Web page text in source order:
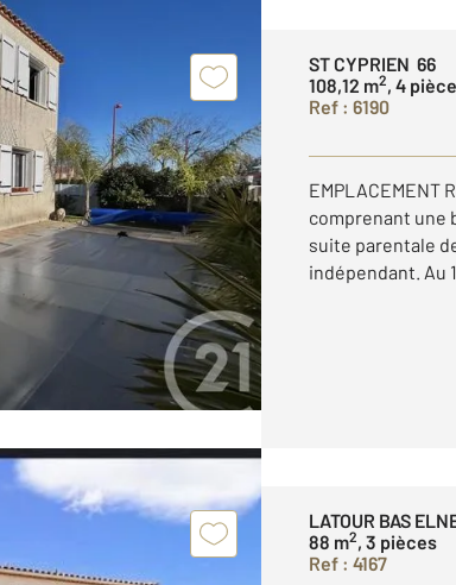
ST CYPRIEN 66
108,12 m2, 4
Ref : 6190
EMPLACEMENT
comprenant une
suite parentale
indépendant. Au
LATOUR BAS
88 m2, 3 pièces
Ref : 4167